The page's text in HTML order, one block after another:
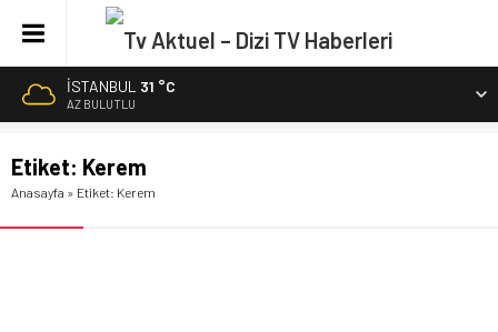
İSTANBUL 31 °C
AZ BULUTLU
Etiket: Kerem
Anasayfa » Etiket: Kerem